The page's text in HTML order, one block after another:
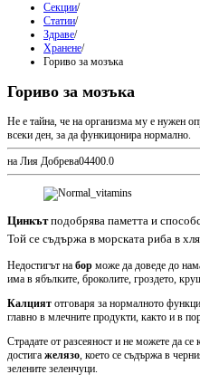
Секции/
Статии/
Здраве/
Хранене/
Гориво за мозъка
Гориво за мозъка
Не е тайна, че на организма му е нужен
всеки ден, за да функицонира нормално.
на Лия Добрева04400.0
Цинкътподобрява паметта и
Той се съдържа в морската риба в
Недостигът на бор може да доведе до
има в ябълките, броколите, гроздето,
Калцият отговаря за нормалното
главно в млечните продукти, както и в
Страдате от разсеяност и не можете да
достига желязо, което се съдържа в
зелените зеленчуци.